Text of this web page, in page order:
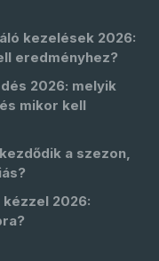
kezelések 2026:
eredményhez?
2026: melyik
mikor kell
a szezon,
2026: